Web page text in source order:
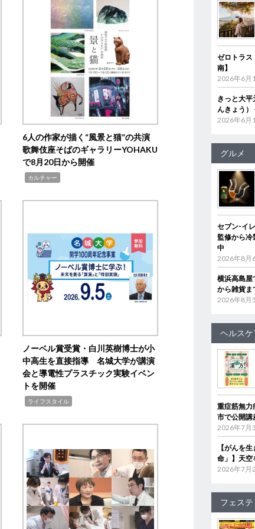
6人の作家が描く“風景と猫”の共演
歌舞伎座そばのギャラリーYOHAKU
で8月20日から開催
カルチャー
ノーベル賞受賞・白川英樹博士が小
中高生を直接指導 名城大学が講演
会と導電性プラスチック実験イベン
トを開催
ライフスタイル
ゼロトラ
南】
2026年6月
きっと大
んきょう）
2026年6月
グルメ
セブン‐イ
監修から冷
中
2026年8月
横浜高島
から雑貨ま
2026年8月
ヘルスケ
重症筋無
市で公開講
2026年7月
【がんを
命」】天空
2026年7月
フェス